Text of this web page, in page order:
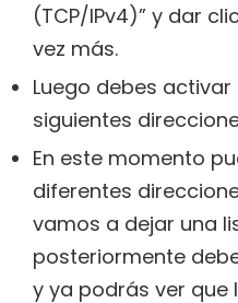
(TCP/IPv4)” y dar
vez más.
Luego debes
siguientes
En este momento
diferentes
vamos a dejar una
posteriormente
y ya podrás ver que